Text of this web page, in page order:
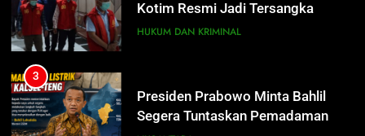
Segera Tuntaskan Pemadaman
Listrik di Kalsel-Teng
NUSANTARA
4
Nama Tokoh Anime Ramai Dipakai
Warga Indonesia, Ada Uzumaki, D.